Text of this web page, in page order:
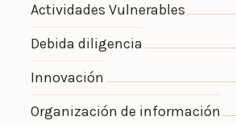
Actividades Vulnerables
Debida diligencia
Innovación
Organización de información